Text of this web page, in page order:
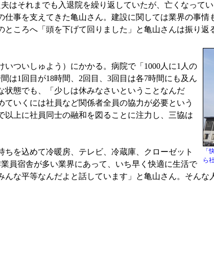
はそれまでも入退院を繰り返していたが、亡くなって
事を支えてきた亀山さん。建設に関しては業界の事情
ころへ「頭を下げて回りました」と亀山さんは振り返
「
ら
ついしゅよう）にかかる。病院で「1000人に1人の
1回目が18時間、2回目、3回目は各7時間にも及ん
態でも、「少しは休みなさいということなんだ
いくには社員など関係者全員の協力が必要という
上に社員同士の融和を図ることに注力し、三協は
を込めて冷暖房、テレビ、冷蔵庫、クローゼット
員宿舎が多い業界にあって、いち早く快適に生活で
な平等なんだよと話しています」と亀山さん。そんな